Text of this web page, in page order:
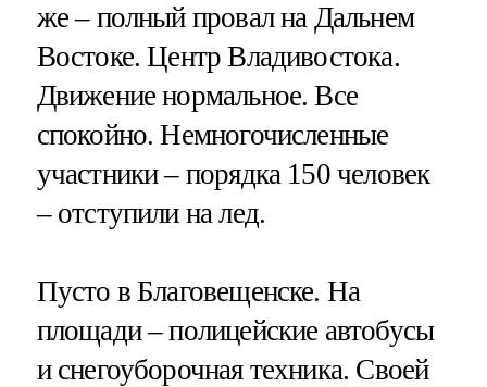
же – полный провал на Дальнем
Востоке. Центр Владивостока.
Движение нормальное. Все
спокойно. Немногочисленные
участники – порядка 150 человек
– отступили на лед.
Пусто в Благовещенске. На
площади – полицейские автобусы
и снегоуборочная техника. Своей